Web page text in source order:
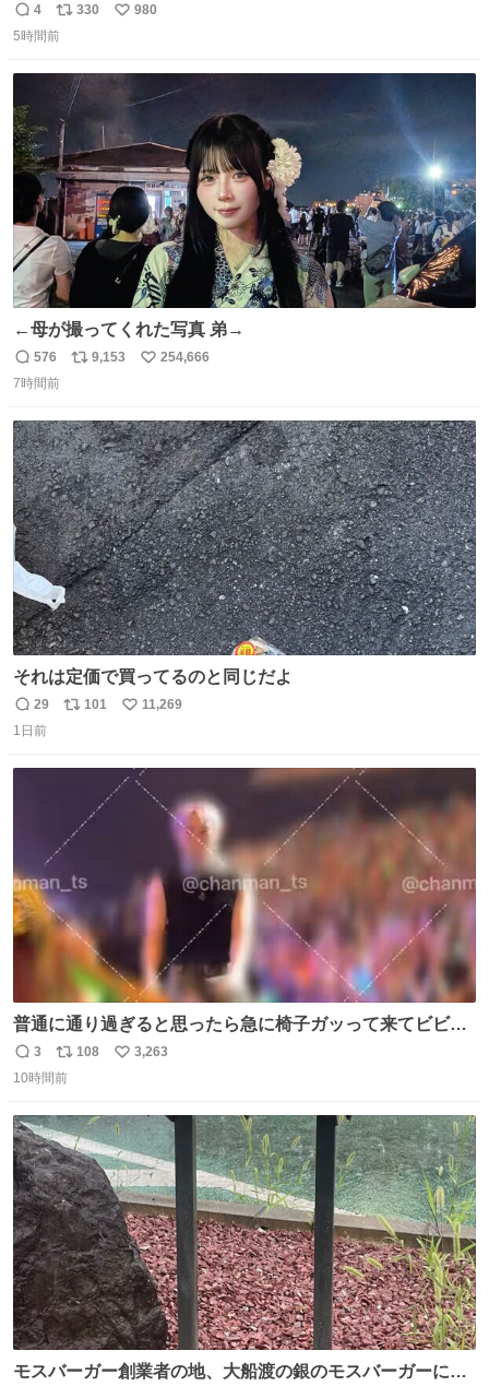
返
信
4
リ
ポ
数
330
い
数
980
5時間前
←母が撮ってくれた写真 弟→
返
信
576
リ
ト
数
9,153
い
数
254,666
7時間前
それは定価で買ってるのと同じだよ
返
信
29
リ
101
い
数
11,269
1日前
普通に通り過ぎると思ったら急に椅子ガッって来てビビっ
返
信
3
リ
ポ
ト
数
108
い
数
3,263
10時間前
モスバーガー創業者の地、大船渡の銀のモスバーガーに一